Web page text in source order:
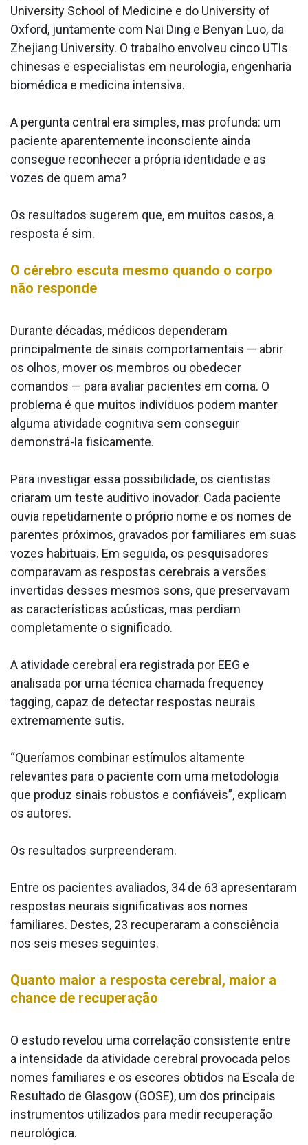
University School of Medicine e do University of
Oxford, juntamente com Nai Ding e Benyan Luo, da
Zhejiang University. O trabalho envolveu cinco UTIs
chinesas e especialistas em neurologia, engenharia
biomédica e medicina intensiva.
A pergunta central era simples, mas profunda: um
paciente aparentemente inconsciente ainda
consegue reconhecer a própria identidade e as
vozes de quem ama?
Os resultados sugerem que, em muitos casos, a
resposta é sim.
O cérebro escuta mesmo quando o corpo
não responde
Durante décadas, médicos dependeram
principalmente de sinais comportamentais — abrir
os olhos, mover os membros ou obedecer
comandos — para avaliar pacientes em coma. O
problema é que muitos indivíduos podem manter
alguma atividade cognitiva sem conseguir
demonstrá-la fisicamente.
Para investigar essa possibilidade, os cientistas
criaram um teste auditivo inovador. Cada paciente
ouvia repetidamente o próprio nome e os nomes de
parentes próximos, gravados por familiares em suas
vozes habituais. Em seguida, os pesquisadores
comparavam as respostas cerebrais a versões
invertidas desses mesmos sons, que preservavam
as características acústicas, mas perdiam
completamente o significado.
A atividade cerebral era registrada por EEG e
analisada por uma técnica chamada frequency
tagging, capaz de detectar respostas neurais
extremamente sutis.
“Queríamos combinar estímulos altamente
relevantes para o paciente com uma metodologia
que produz sinais robustos e confiáveis”, explicam
os autores.
Os resultados surpreenderam.
Entre os pacientes avaliados, 34 de 63 apresentaram
respostas neurais significativas aos nomes
familiares. Destes, 23 recuperaram a consciência
nos seis meses seguintes.
Quanto maior a resposta cerebral, maior a
chance de recuperação
O estudo revelou uma correlação consistente entre
a intensidade da atividade cerebral provocada pelos
nomes familiares e os escores obtidos na Escala de
Resultado de Glasgow (GOSE), um dos principais
instrumentos utilizados para medir recuperação
neurológica.